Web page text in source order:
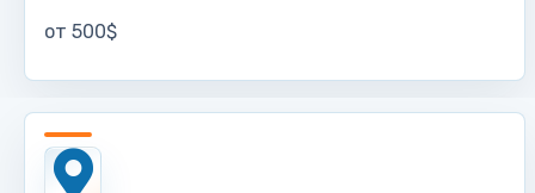
от 500$